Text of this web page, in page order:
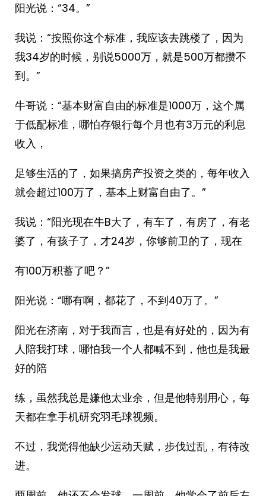
阳光说：“34。”
我说：“按照你这个标准，我应该去跳楼了，因为
我34岁的时候，别说5000万，就是500万都攒不
到。”
牛哥说：“基本财富自由的标准是1000万，这个属
于低配标准，哪怕存银行每个月也有3万元的利息
收入，
足够生活的了，如果搞房产投资之类的，每年收入
就会超过100万了，基本上财富自由了。”
我说：“阳光现在牛B大了，有车了，有房了，有老
婆了，有孩子了，才24岁，你够前卫的了，现在
有100万积蓄了吧？”
阳光说：“哪有啊，都花了，不到40万了。”
阳光在济南，对于我而言，也是有好处的，因为有
人陪我打球，哪怕我一个人都喊不到，他也是我最
好的陪
练，虽然我总是嫌他太业余，但是他特别用心，每
天都在拿手机研究羽毛球视频。
不过，我觉得他缺少运动天赋，步伐过乱，有待改
进。